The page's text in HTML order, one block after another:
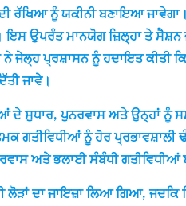
ਨੂੰ ਯਕੀਨੀ ਬਣਾਇਆ
ਇਸ ਉਪਰੰਤ ਮਾਨਯੋਗ ਜ਼ਿਲ੍ਹਾ ਤੇ
ਪ੍ਰਸ਼ਾਸਨ ਨੂੰ ਹਦਾਇਤ ਕੀਤੀ
ਜਾਵੇ।
ਸੁਧਾਰ, ਪੁਨਰਵਾਸ ਅਤੇ ਉਨ੍ਹਾਂ ਨੂੰ
ਨੂੰ ਹੋਰ ਪ੍ਰਭਾਵਸ਼ਾਲੀ
ਅਤੇ ਭਲਾਈ ਸੰਬੰਧੀ ਗਤੀਵਿਧੀਆਂ
ਦਾ ਜਾਇਜ਼ਾ ਲਿਆ ਗਿਆ,